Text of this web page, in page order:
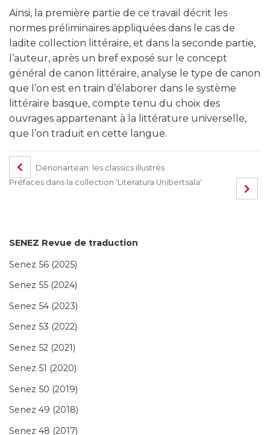
SENEZ Revue de traduction
Senez 56 (2025)
Senez 55 (2024)
Senez 54 (2023)
Senez 53 (2022)
Senez 52 (2021)
Senez 51 (2020)
Senez 50 (2019)
Senez 49 (2018)
Senez 48 (2017)
Ainsi, la première partie de ce travail décrit les
normes préliminaires appliquées dans le cas de
ladite collection littéraire, et dans la seconde partie,
l’auteur, après un bref exposé sur le concept
général de canon littéraire, analyse le type de canon
que l’on est en train d’élaborer dans le système
littéraire basque, compte tenu du choix des
ouvrages appartenant à la littérature universelle,
que l’on traduit en cette langue.
Denonartean: les classics illustrés
Préfaces dans la collection 'Literatura Unibertsala'